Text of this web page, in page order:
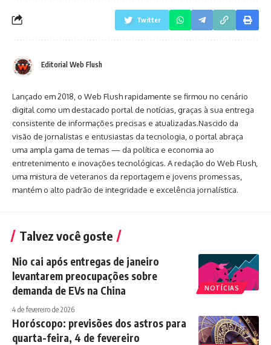
Twitter
Editorial Web Flush
Lançado em 2018, o Web Flush rapidamente se firmou no cenário
digital como um destacado portal de notícias, graças à sua entrega
consistente de informações precisas e atualizadas.Nascido da
visão de jornalistas e entusiastas da tecnologia, o portal abraça
uma ampla gama de temas — da política e economia ao
entretenimento e inovações tecnológicas. A redação do Web Flush,
uma mistura de veteranos da reportagem e jovens promessas,
mantém o alto padrão de integridade e excelência jornalística.
Talvez você goste
NOTÍCIAS
Nio cai após entregas de janeiro
levantarem preocupações sobre
demanda de EVs na China
4 de fevereiro de 2026
Horóscopo: previsões dos astros para
quarta-feira, 4 de fevereiro